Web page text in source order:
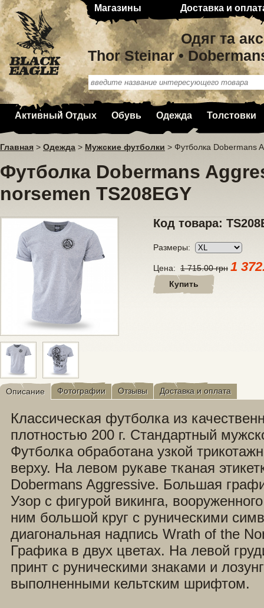
Магазины Доставка и
Одяг та
Thor Steinar •
Активный Отдых Обувь Одежда Толстовки
Главная > Одежда > Мужские футболки > Футболка Dobermans
Футболка Dobermans
norsemen TS208EGY
Код товара:
Размеры:
Цена: 1 715.00 грн 1
Купить
Описание Фотографии Отзывы Доставка и оплата
Классическая футболка из
плотностью 200 г. Стандартный
Футболка обработана узкой
верху. На левом рукаве тканая
Dobermans Aggressive. Большая
Узор с фигурой викинга,
ним большой круг с руническими
диагональная надпись Wrath of the
Графика в двух цветах. На левой
принт с руническими знаками и
выполненными кельтским шрифтом.